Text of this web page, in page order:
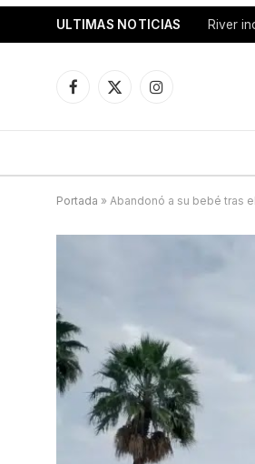
ULTIMAS NOTICIAS
Facebook
X
Instagram
Portada » Abandonó a su bebé tras